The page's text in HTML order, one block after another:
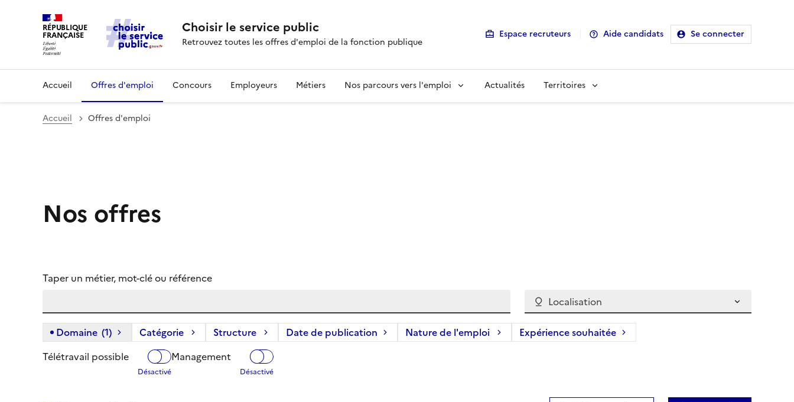
RÉPUBLIQUE
FRANÇAISE Choisir le service public
Retrouvez toutes les offres d'emploi de la fonction publique
Espace recruteurs Aide candidats Se connecter
Accueil Offres d'emploi Concours Employeurs Métiers Nos parcours vers l'emploi Actualités Territoires
Accueil Offres d'emploi
Nos offres
Taper un métier, mot-clé ou référence
Localisation
Domaine (1) (1 filtre actif) :
Catégorie Structure Date de publication Nature de l'emploi
Expérience souhaitée
Télétravail possible
Management